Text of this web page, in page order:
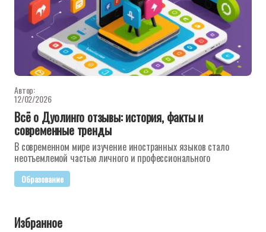
Автор:
12/02/2026
Всё о Дуолинго отзывы: история, факты и
современные тренды
В современном мире изучение иностранных языков стало
неотъемлемой частью личного и профессионального
Образование
Избранное